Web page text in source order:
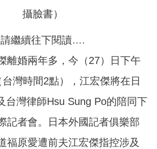
攝臉書）
請繼續往下閱讀….
離婚兩年多，今（27）日下午
灣時間2點），江宏傑將在日
台灣律師Hsu Sung Po的陪同下
記者會。日本外國記者俱樂部
福原愛遭前夫江宏傑指控涉及